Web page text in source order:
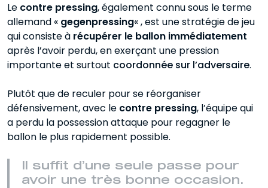
Le contre pressing, également connu sous le terme
allemand « gegenpressing« , est une stratégie de jeu
qui consiste à récupérer le ballon immédiatement
après l’avoir perdu, en exerçant une pression
importante et surtout coordonnée sur l’adversaire.
Plutôt que de reculer pour se réorganiser
défensivement, avec le contre pressing, l’équipe qui
a perdu la possession attaque pour regagner le
ballon le plus rapidement possible.
Il suffit d’une seule passe pour
avoir une très bonne occasion.